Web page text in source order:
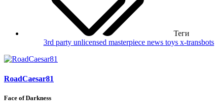
Теги
3rd party unlicensed masterpiece news toys x-transbots
RoadCaesar81
Face of Darkness